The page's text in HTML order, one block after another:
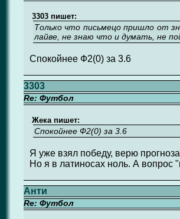
3303 пишет:
Только что письмецо пришло от
лайве, не знаю что и думать, не
Спокойнее Ф2(0) за 3.6
3303
Re: Футбол
Жека пишет:
Спокойнее Ф2(0) за 3.6
Я уже взял победу, верю
Но я в латиносах ноль. А вопрос
Анти
Re: Футбол